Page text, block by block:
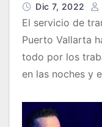
Dic 7, 2022
El servicio de
Puerto Vallarta
todo por los
en las noches y